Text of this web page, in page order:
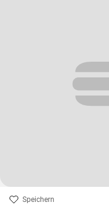
Speichern